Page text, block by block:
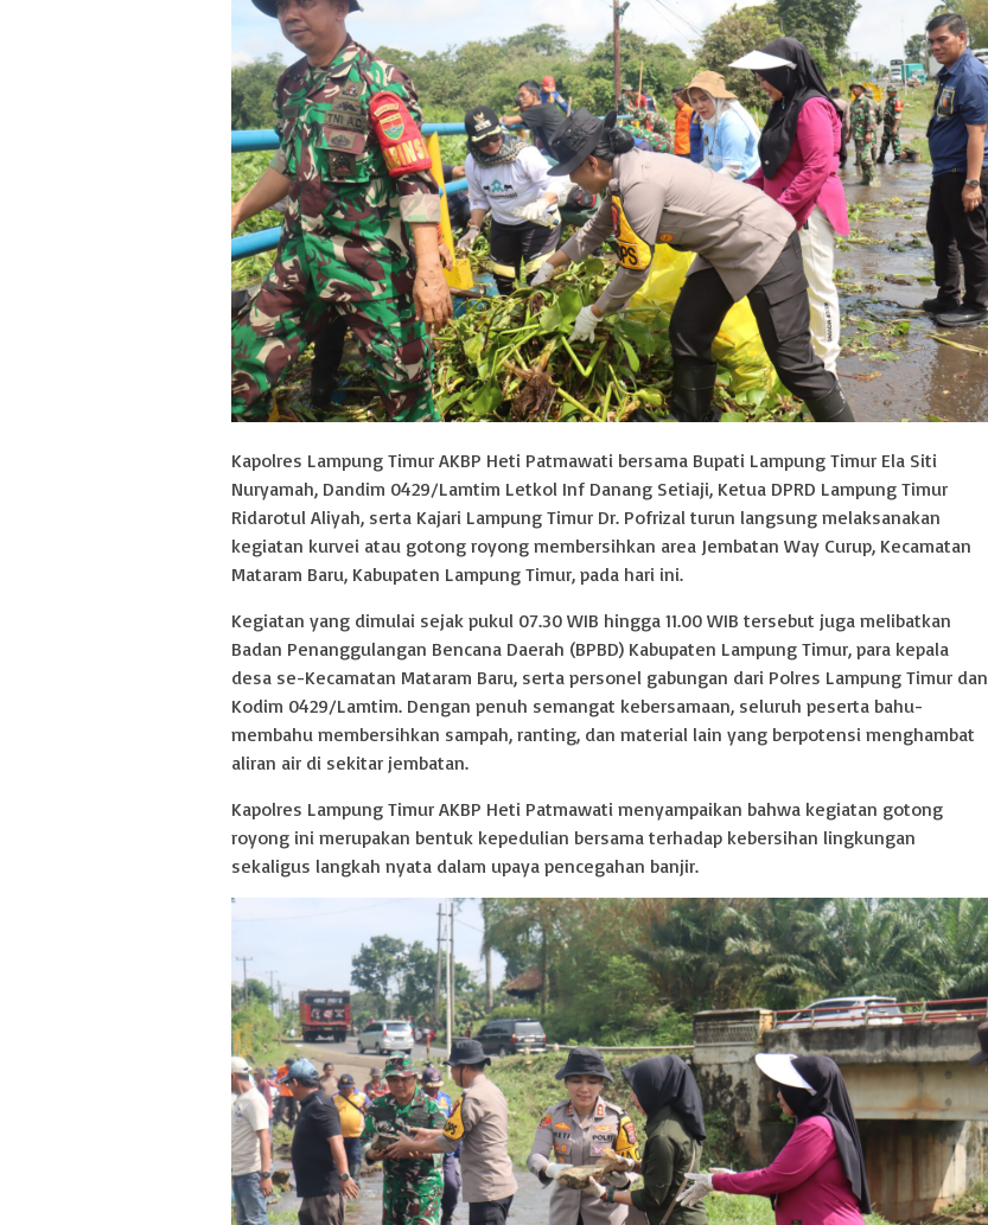
Kapolres Lampung Timur AKBP Heti Patmawati bersama Bupati Lampung Timur Ela Siti
Nuryamah, Dandim 0429/Lamtim Letkol Inf Danang Setiaji, Ketua DPRD Lampung Timur
Ridarotul Aliyah, serta Kajari Lampung Timur Dr. Pofrizal turun langsung melaksanakan
kegiatan kurvei atau gotong royong membersihkan area Jembatan Way Curup, Kecamatan
Mataram Baru, Kabupaten Lampung Timur, pada hari ini.
Kegiatan yang dimulai sejak pukul 07.30 WIB hingga 11.00 WIB tersebut juga melibatkan
Badan Penanggulangan Bencana Daerah (BPBD) Kabupaten Lampung Timur, para kepala
desa se-Kecamatan Mataram Baru, serta personel gabungan dari Polres Lampung Timur dan
Kodim 0429/Lamtim. Dengan penuh semangat kebersamaan, seluruh peserta bahu-
membahu membersihkan sampah, ranting, dan material lain yang berpotensi menghambat
aliran air di sekitar jembatan.
Kapolres Lampung Timur AKBP Heti Patmawati menyampaikan bahwa kegiatan gotong
royong ini merupakan bentuk kepedulian bersama terhadap kebersihan lingkungan
sekaligus langkah nyata dalam upaya pencegahan banjir.